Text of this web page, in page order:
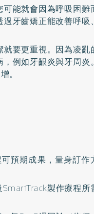
能就會因為呼吸困難
牙齒矯正能改善呼吸、
要更重視。因為凌亂
例如牙齦炎與牙周炎。
。
預期成果，量身訂作
製作療程所